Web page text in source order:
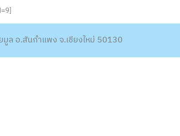
ล อ.สันกำแพง จ.เชียงใหม่ 50130